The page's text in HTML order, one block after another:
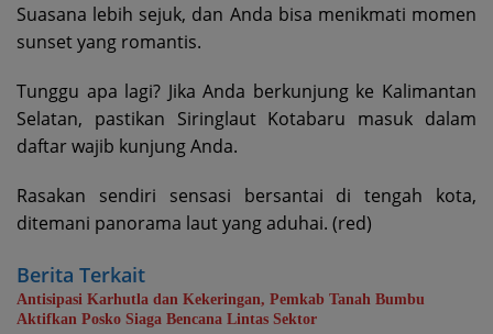
Suasana lebih sejuk, dan Anda bisa menikmati momen
sunset yang romantis.
Tunggu apa lagi? Jika Anda berkunjung ke Kalimantan
Selatan, pastikan Siringlaut Kotabaru masuk dalam
daftar wajib kunjung Anda.
Rasakan sendiri sensasi bersantai di tengah kota,
ditemani panorama laut yang aduhai. (red)
Berita Terkait
Antisipasi Karhutla dan Kekeringan, Pemkab Tanah Bumbu
Aktifkan Posko Siaga Bencana Lintas Sektor